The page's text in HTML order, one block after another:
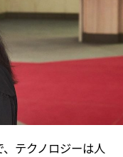
テクノロジーは人